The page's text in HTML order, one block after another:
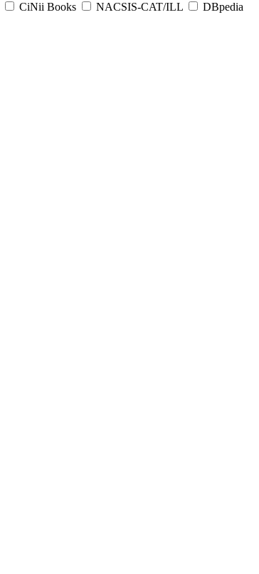
CiNii Books NACSIS-CAT/ILL
DBpedia